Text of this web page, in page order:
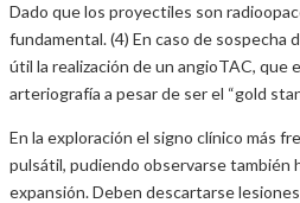
Dado que los proyectiles son
fundamental. (4) En caso de sospecha
útil la realización de un angioTAC, que
arteriografía a pesar de ser el “gold
En la exploración el signo clínico más
pulsátil, pudiendo observarse también
expansión. Deben descartarse